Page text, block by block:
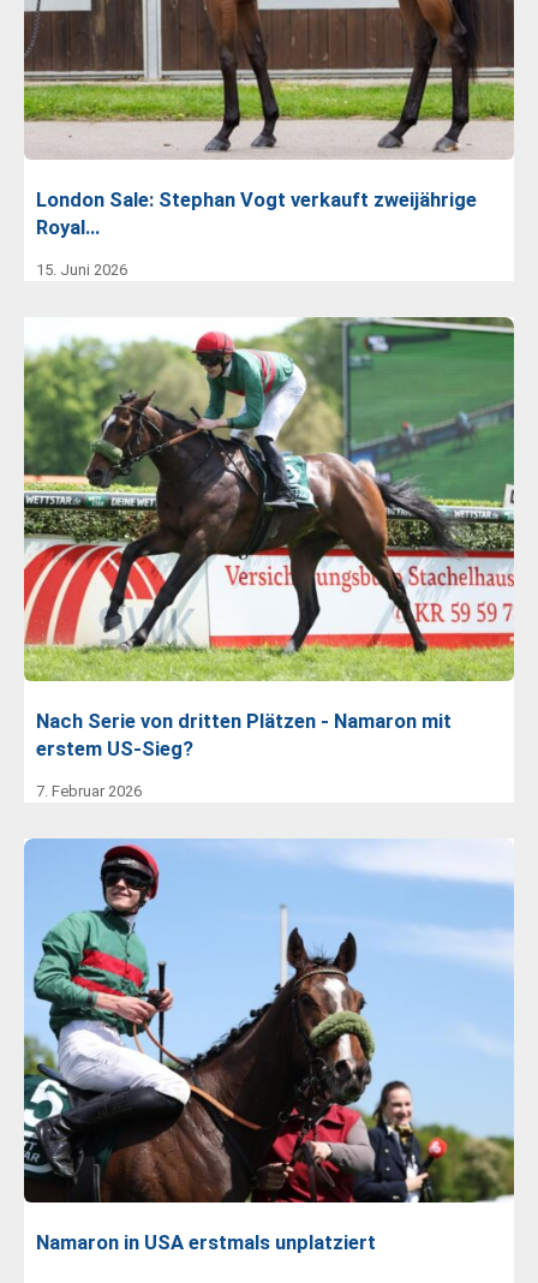
London Sale: Stephan Vogt verkauft zweijährige
Royal…
15. Juni 2026
Nach Serie von dritten Plätzen - Namaron mit
erstem US-Sieg?
7. Februar 2026
Namaron in USA erstmals unplatziert